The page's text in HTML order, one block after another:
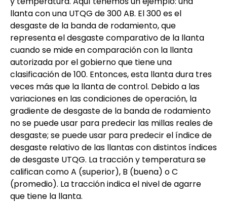
llanta con una UTQG de 300 AB. El 300 es el
desgaste de la banda de rodamiento, que
representa el desgaste comparativo de la llanta
cuando se mide en comparación con la llanta
autorizada por el gobierno que tiene una
clasificación de 100. Entonces, esta llanta dura tres
veces más que la llanta de control. Debido a las
variaciones en las condiciones de operación, la
gradiente de desgaste de la banda de rodamiento
no se puede usar para predecir las millas reales de
desgaste; se puede usar para predecir el índice de
desgaste relativo de las llantas con distintos índices
de desgaste UTQG. La tracción y temperatura se
califican como A (superior), B (buena) o C
(promedio). La tracción indica el nivel de agarre
que tiene la llanta.